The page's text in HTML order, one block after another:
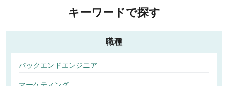
キーワードで探す
職種
バックエンドエンジニア